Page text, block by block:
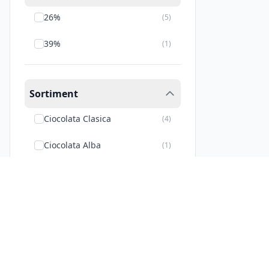
26% (5)
39% (1)
Sortiment
Ciocolata Clasica (4)
Ciocolata Alba (1)